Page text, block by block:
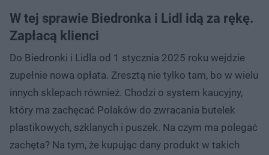
W tej sprawie Biedronka i Lidl idą za rękę.
Zapłacą klienci
Do Biedronki i Lidla od 1 stycznia 2025 roku wejdzie
zupełnie nowa opłata. Zresztą nie tylko tam, bo w wielu
innych sklepach również. Chodzi o system kaucyjny,
który ma zachęcać Polaków do zwracania butelek
plastikowych, szklanych i puszek. Na czym ma polegać
zachęta? Na tym, że kupując dany produkt w takich